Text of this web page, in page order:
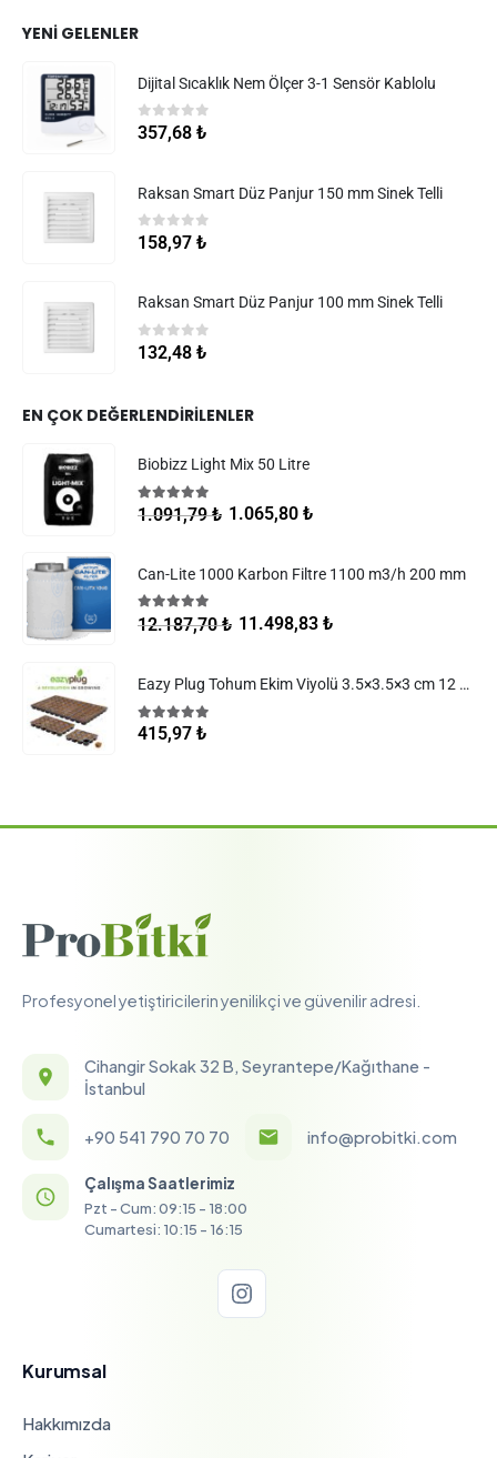
YENI GELENLER
Dijital Sıcaklık Nem Ölçer 3-1 Sensör Kablolu
05 üzerinden
357,68 ₺
Raksan Smart Düz Panjur 150 mm Sinek Telli
0 5 üzerinden
158,97 ₺
Raksan Smart Düz Panjur 100 mm Sinek Telli
05 üzerinden
132,48 ₺
EN ÇOK DEĞERLENDIRILENLER
Biobizz Light Mix 50 Litre
5.005 üzerinden
1.091,79₺ 1.065,80 ₺
Can-Lite 1000 Karbon Filtre 1100 m3/h 200 mm
5.00 5 üzerinden
12.187,70₺ 11.498,83 ₺
Eazy Plug Tohum Ekim Viyolü 3.5×3.5×3 cm 12 göz
5.005 üzerinden
415,97 ₺
Profesyonel yetiştiricilerin yenilikçi ve güvenilir adresi.
Cihangir Sokak 32 B, Seyrantepe/Kağıthane -
İstanbul
+90 541 790 70 70 info@probitki.com
Çalışma Saatlerimiz
Pzt - Cum: 09:15 - 18:00
Cumartesi: 10:15 - 16:15
Kurumsal
Hakkımızda